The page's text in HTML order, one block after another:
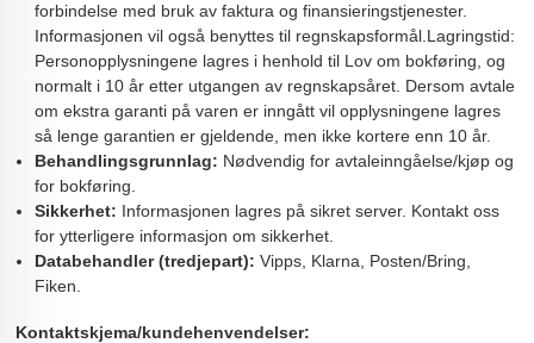
forbindelse med bruk av faktura og finansieringstjenester.
Informasjonen vil også benyttes til regnskapsformål.Lagringstid:
Personopplysningene lagres i henhold til Lov om bokføring, og
normalt i 10 år etter utgangen av regnskapsåret. Dersom avtale
om ekstra garanti på varen er inngått vil opplysningene lagres
så lenge garantien er gjeldende, men ikke kortere enn 10 år.
Behandlingsgrunnlag: Nødvendig for avtaleinngåelse/kjøp og
for bokføring.
Sikkerhet: Informasjonen lagres på sikret server. Kontakt oss
for ytterligere informasjon om sikkerhet.
Databehandler (tredjepart): Vipps, Klarna, Posten/Bring,
Fiken.
Kontaktskjema/kundehenvendelser: